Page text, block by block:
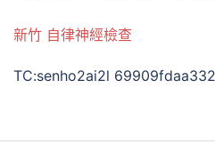
新竹 自律神經檢查
TC:senho2ai2l